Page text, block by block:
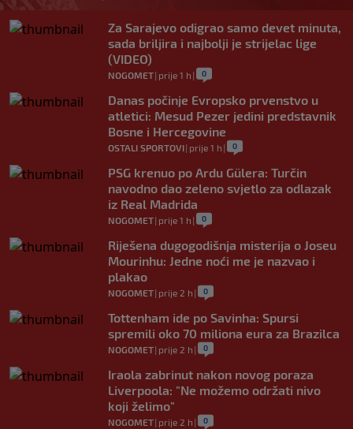
Za Sarajevo odigrao samo devet minuta,
sada briljira i najbolji je strijelac lige
(VIDEO)
NOGOMET| prije 1 h | 0
Danas počinje Evropsko prvenstvo u
atletici: Mesud Pezer jedini predstavnik
Bosne i Hercegovine
OSTALI SPORTOVI| prije 1 h | 0
PSG krenuo po Ardu Gülera: Turčin
navodno dao zeleno svjetlo za odlazak
iz Real Madrida
NOGOMET| prije 1 h | 0
Riješena dugogodišnja misterija o Joseu
Mourinhu: Jedne noći me je nazvao i
plakao
NOGOMET| prije 2 h | 0
Tottenham ide po Savinha: Spursi
spremili oko 70 miliona eura za Brazilca
NOGOMET| prije 2 h | 0
Iraola zabrinut nakon novog poraza
Liverpoola: "Ne možemo održati nivo
koji želimo"
NOGOMET| prije 2 h | 0